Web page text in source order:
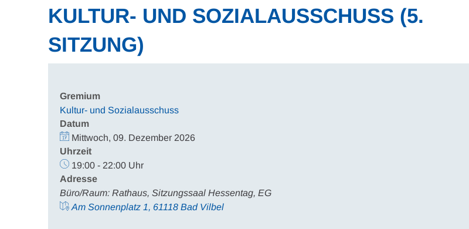
KULTUR- UND SOZIALAUSSCHUSS (5.
SITZUNG)
Gremium
Kultur- und Sozialausschuss
Datum
Mittwoch, 09. Dezember 2026
Uhrzeit
19:00 - 22:00 Uhr
Adresse
Büro/Raum: Rathaus, Sitzungssaal Hessentag, EG
Am Sonnenplatz 1, 61118 Bad Vilbel